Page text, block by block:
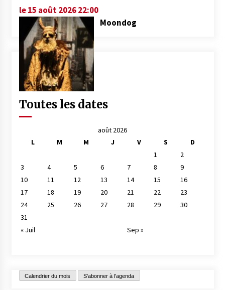
le 15 août 2026 22:00
Moondog
Toutes les dates
août 2026
L
M M J V S
D
1
2
3
4 5 6 7 8
9
10
11 12 13 14 15
16
17
18 19 20 21 22
23
24
25 26 27 28 29
30
31
« Juil
Sep »
Calendrier du mois S'abonner à l'agenda